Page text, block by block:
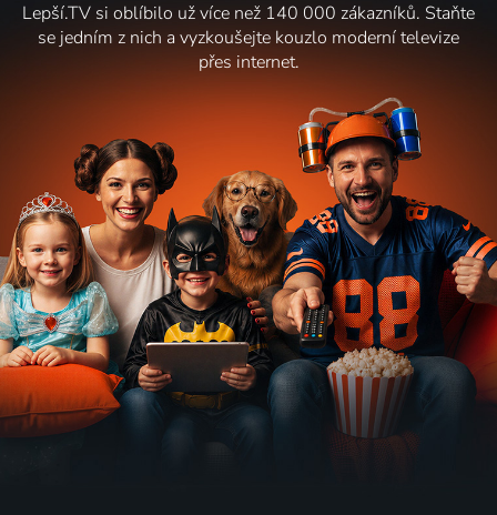
Lepší.TV si oblíbilo už více než 140 000 zákazníků. Staňte
se jedním z nich a vyzkoušejte kouzlo moderní televize
přes internet.